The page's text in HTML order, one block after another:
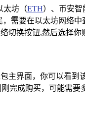
太坊（ETH）、币安
需要在以太坊网络
切换按钮,然后选择你
主界面，你可以看
完成购买，可能需